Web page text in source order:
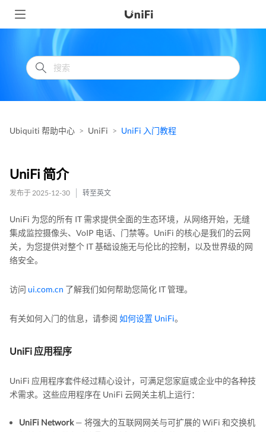
Ubiquiti 帮助中心 UniFi UniFi 入门教程
UniFi 简介
发布于 2025-12-30 转至英文
UniFi 为您的所有 IT 需求提供全面的生态环境，从网络开始，无缝
集成监控摄像头、VoIP 电话、门禁等。UniFi 的核心是我们的云网
关，为您提供对整个 IT 基础设施无与伦比的控制，以及世界级的网
络安全。
访问 ui.com.cn 了解我们如何帮助您简化 IT 管理。
有关如何入门的信息，请参阅 如何设置 UniFi。
UniFi 应用程序
UniFi 应用程序套件经过精心设计，可满足您家庭或企业中的各种技
术需求。这些应用程序在 UniFi 云网关主机上运行：
UniFi Network— 将强大的互联网网关与可扩展的 WiFi 和交换机